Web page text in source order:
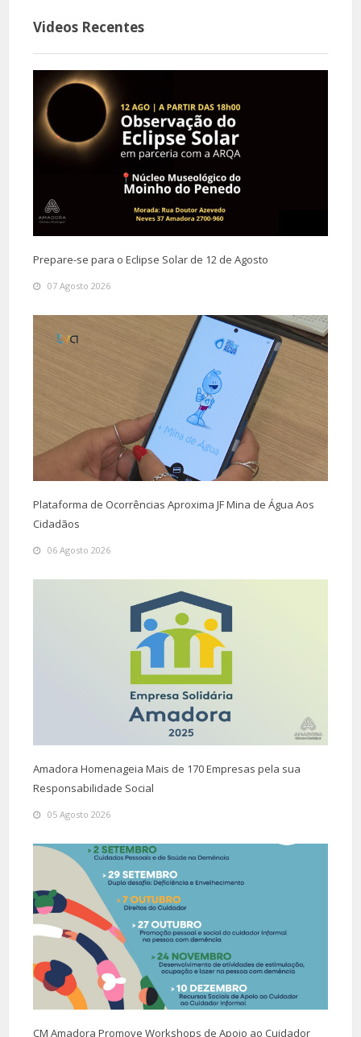
Videos Recentes
Prepare-se para o Eclipse Solar de 12 de Agosto
07 Agosto 2026
Plataforma de Ocorrências Aproxima JF Mina de Água Aos
Cidadãos
06 Agosto 2026
Amadora Homenageia Mais de 170 Empresas pela sua
Responsabilidade Social
05 Agosto 2026
CM Amadora Promove Workshops de Apoio ao Cuidador